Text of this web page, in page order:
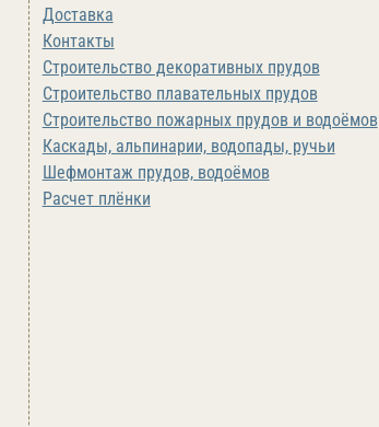
Доставка
Контакты
Строительство декоративных прудов
Строительство плавательных прудов
Строительство пожарных прудов и водоёмов
Каскады, альпинарии, водопады, ручьи
Шефмонтаж прудов, водоёмов
Расчет плёнки